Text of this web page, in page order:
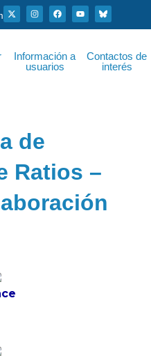
X
-
t
I
n
s
r
a
F
a
c
o
o
k
Y
o
u
Información a
usuarios
Contactos de
interés
de
Ratios –